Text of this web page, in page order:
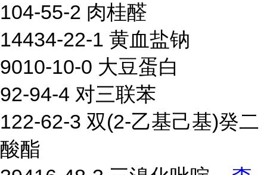
104-55-2 肉桂醛
14434-22-1 黄血盐钠
9010-10-0 大豆蛋白
92-94-4 对三联苯
122-62-3 双(2-乙基己基)癸二
酸酯